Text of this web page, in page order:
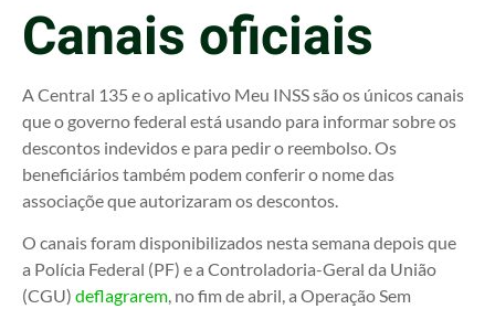
Canais oficiais
A Central 135 e o aplicativo Meu INSS são os únicos canais
que o governo federal está usando para informar sobre os
descontos indevidos e para pedir o reembolso. Os
beneficiários também podem conferir o nome das
associaçõe que autorizaram os descontos.
O canais foram disponibilizados nesta semana depois que
a Polícia Federal (PF) e a Controladoria-Geral da União
(CGU) deflagrarem, no fim de abril, a Operação Sem